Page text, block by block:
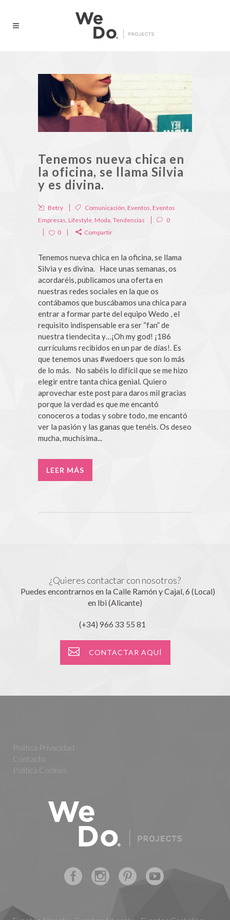
Tenemos nueva chica en
la oficina, se llama Silvia
y es divina.
Betry Comunicación Eventos Eventos
Empresas Lifestyle Moda Tendencias
0
0
Compartir
Tenemos nueva chica en la oficina, se llama
Silvia y es divina. Hace unas semanas, os
acordaréis, publicamos una oferta en
nuestras redes sociales en la que os
contábamos que buscábamos una chica para
entrar a formar parte del equipo Wedo , el
requisito indispensable era ser “fan” de
nuestra tiendecita y…¡Oh my god! ¡186
currículums recibidos en un par de días!. Es
que tenemos unas #wedoers que son lo más
de lo más. No sabéis lo difícil que se me hizo
elegir entre tanta chica genial. Quiero
aprovechar este post para daros mil gracias
porque la verdad es que me encantó
conoceros a todas y sobre todo, me encantó
ver la pasión y las ganas que tenéis. Os deseo
mucha, muchísima...
LEER MÁS
¿Quieres contactar con nosotros?
Puedes encontrarnos en la Calle Ramón y Cajal, 6 (Local)
en Ibi (Alicante)
(+34) 966 33 55 81
CONTACTAR AQUÍ
Política Privacidad
Contacto
Política Cookies